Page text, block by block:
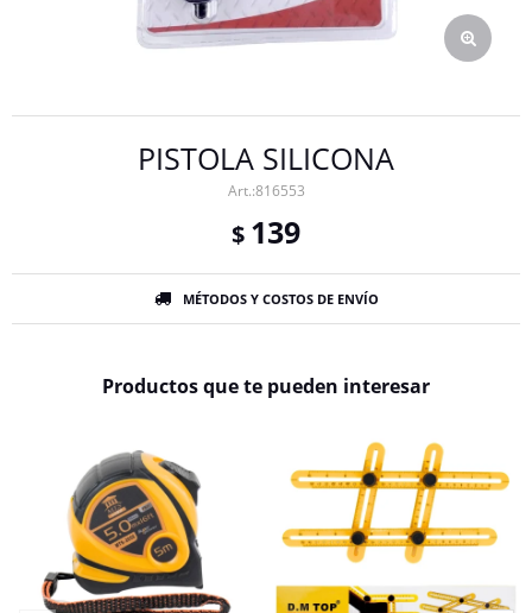
PISTOLA SILICONA
816553
$ 139
MÉTODOS Y COSTOS DE ENVÍO
Productos que te pueden interesar